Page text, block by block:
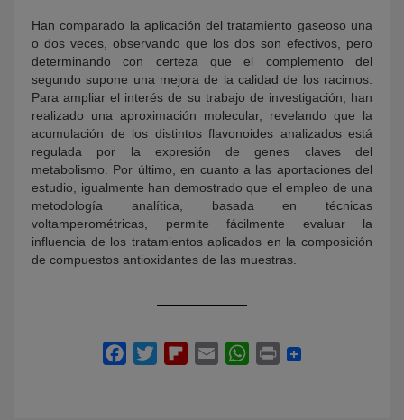
Han comparado la aplicación del tratamiento gaseoso una
o dos veces, observando que los dos son efectivos, pero
determinando con certeza que el complemento del
segundo supone una mejora de la calidad de los racimos.
Para ampliar el interés de su trabajo de investigación, han
realizado una aproximación molecular, revelando que la
acumulación de los distintos flavonoides analizados está
regulada por la expresión de genes claves del
metabolismo. Por último, en cuanto a las aportaciones del
estudio, igualmente han demostrado que el empleo de una
metodología analítica, basada en técnicas
voltamperométricas, permite fácilmente evaluar la
influencia de los tratamientos aplicados en la composición
de compuestos antioxidantes de las muestras.